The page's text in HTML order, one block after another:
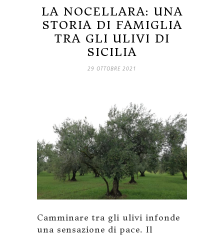
LA NOCELLARA: UNA
STORIA DI FAMIGLIA
TRA GLI ULIVI DI
SICILIA
29 OTTOBRE 2021
Camminare tra gli ulivi infonde
una sensazione di pace. Il